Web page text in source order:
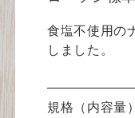
食塩不使用の
しました。
規格（内容量）